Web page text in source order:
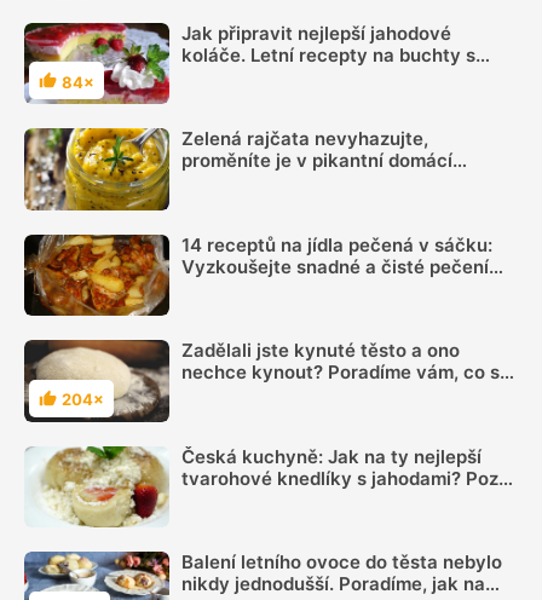
Hodnocení
84×
Jak připravit nejlepší jahodové
koláče. Letní recepty na buchty s
Zelená rajčata nevyhazujte,
proměníte je v pikantní domácí
14 receptů na jídla pečená v sáčku:
Vyzkoušejte snadné a čisté pečení
Hodnocení
204×
Zadělali jste kynuté těsto a ono
nechce kynout? Poradíme vám, co s
Česká kuchyně: Jak na ty nejlepší
tvarohové knedlíky s jahodami? Pozor
Balení letního ovoce do těsta nebylo
nikdy jednodušší. Poradíme, jak na